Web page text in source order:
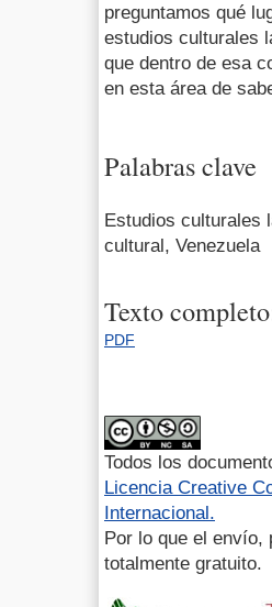
preguntamos qué
estudios culturales
que dentro de esa
en esta área de
Palabras clave
Estudios culturales
cultural, Venezuela
Texto
PDF
Todos los
Licencia Creative
Internacional.
Por lo que el envío,
totalmente gratuito.